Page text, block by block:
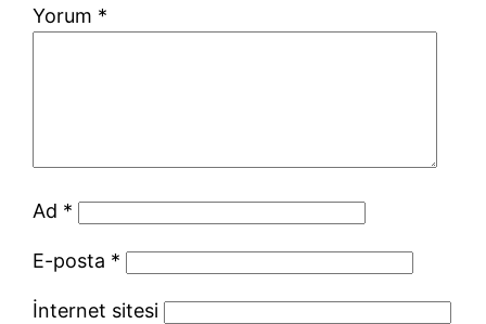
Yorum *
Ad *
E-posta *
İnternet sitesi